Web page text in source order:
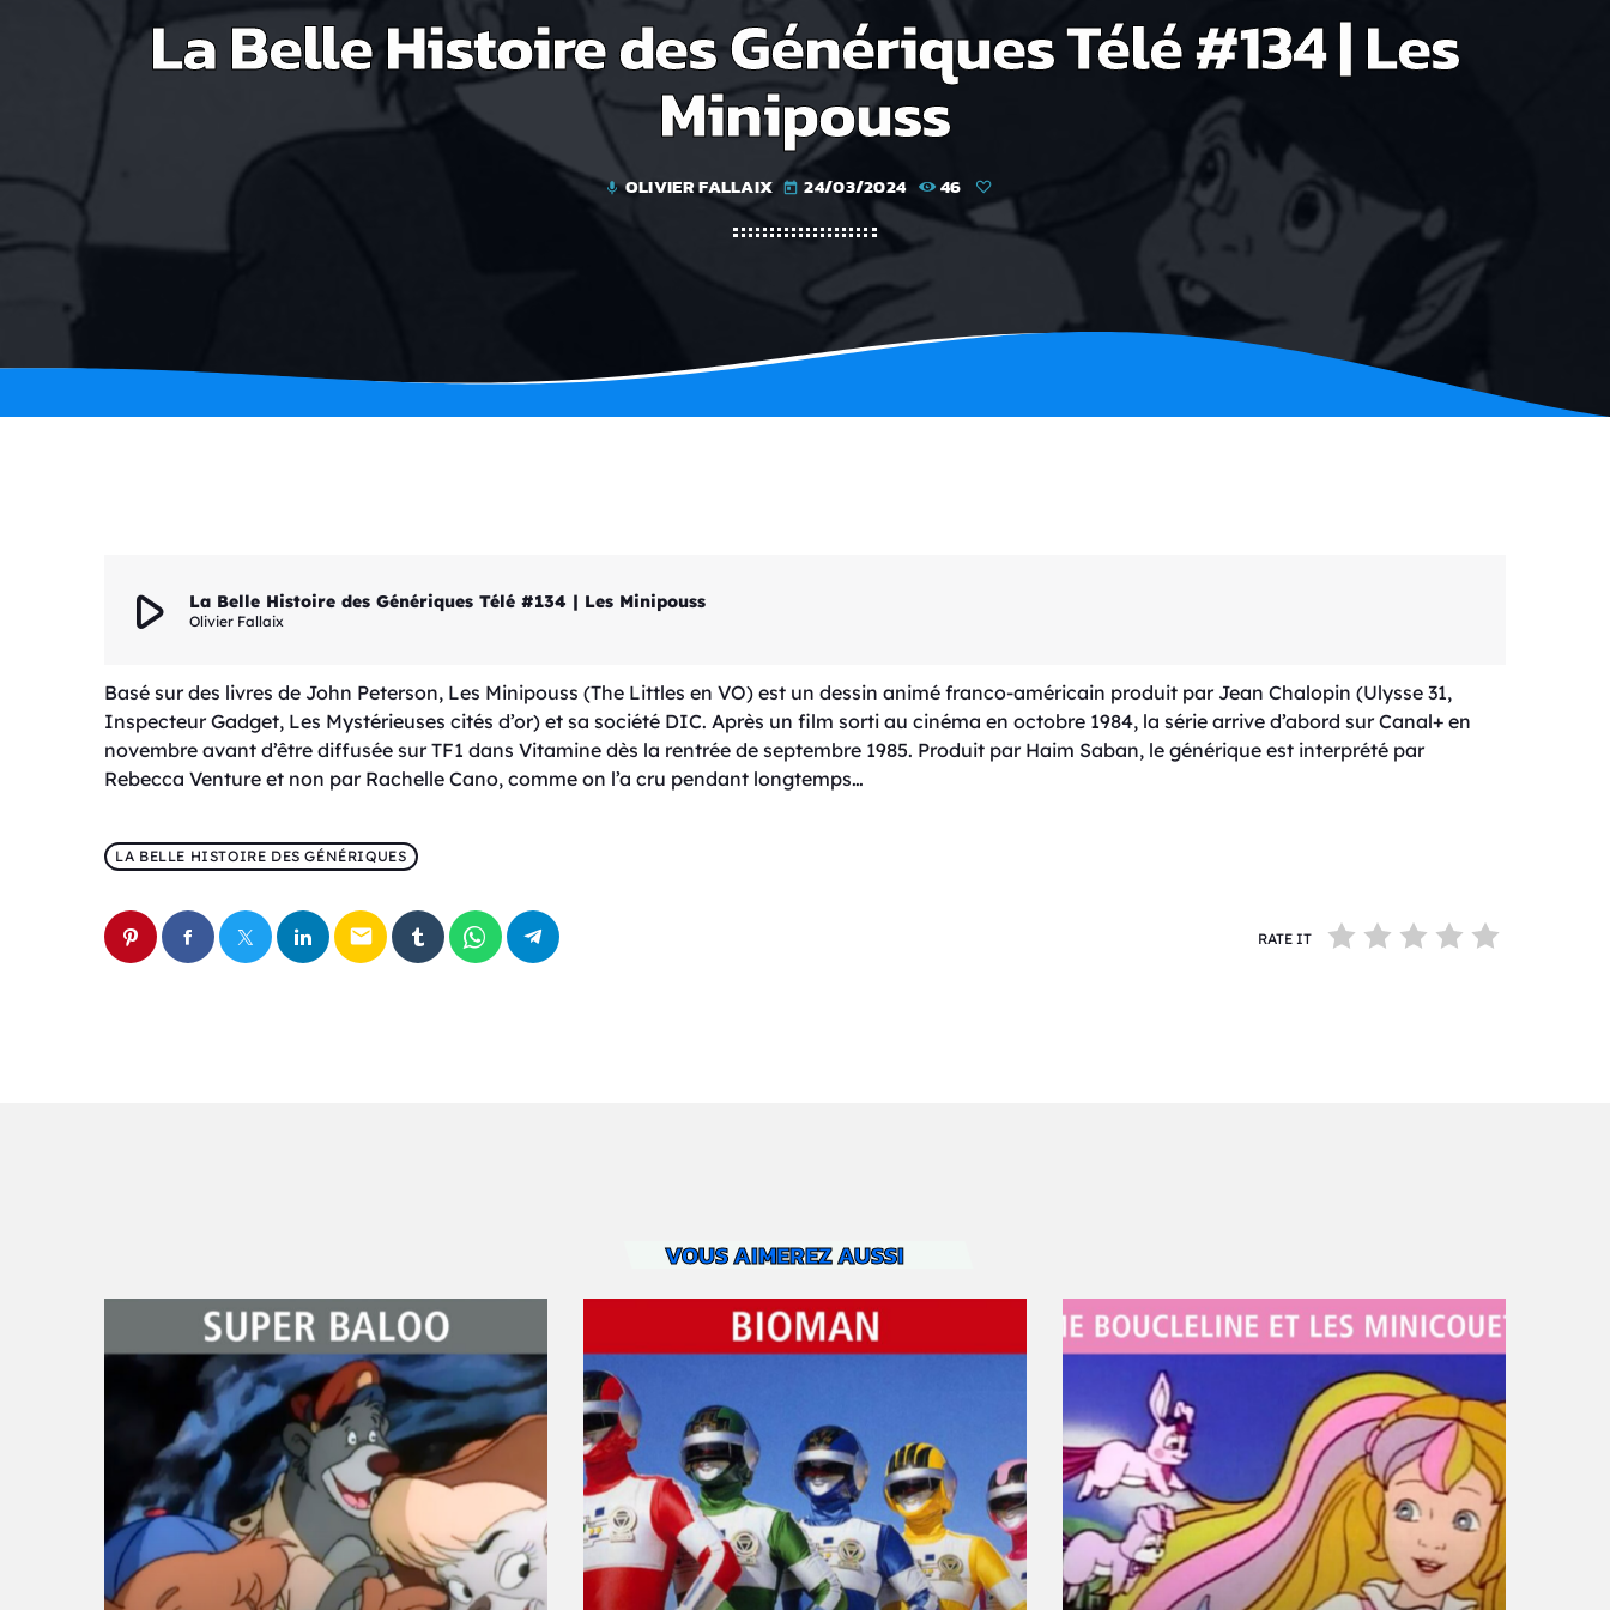
La Belle Histoire des Génériques Télé #134 | Les
Minipouss
mic OLIVIER FALLAIX today 24/03/2024 46
play_arrow La Belle Histoire des Génériques Télé #134 | Les Minipouss
Olivier Fallaix
Basé sur des livres de John Peterson, Les Minipouss (The Littles en VO) est un dessin animé franco-américain produit par Jean Chalopin (Ulysse 31,
Inspecteur Gadget, Les Mystérieuses cités d’or) et sa société DIC. Après un film sorti au cinéma en octobre 1984, la série arrive d’abord sur Canal+ en
novembre avant d’être diffusée sur TF1 dans Vitamine dès la rentrée de septembre 1985. Produit par Haim Saban, le générique est interprété par
Rebecca Venture et non par Rachelle Cano, comme on l’a cru pendant longtemps…
LA BELLE HISTOIRE DES GÉNÉRIQUES
email RATE IT
VOUS AIMEREZ AUSSI